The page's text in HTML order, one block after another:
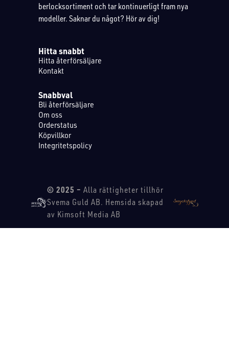
berlocksortiment och tar kontinuerligt fram nya
modeller. Saknar du något? Hör av dig!
Hitta snabbt
Hitta återförsäljare
Kontakt
Snabbval
Bli återförsäljare
Om oss
Orderstatus
Köpvillkor
Integritetspolicy
© 2025 – Alla rättigheter tillhör
Svema Guld AB. Hemsida skapad
av Kimsoft Media AB